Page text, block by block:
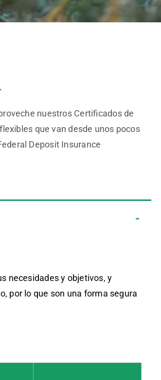
nuestros Certificados de
que van desde unos pocos
Deposit Insurance
necesidades y objetivos, y
por lo que son una forma segura